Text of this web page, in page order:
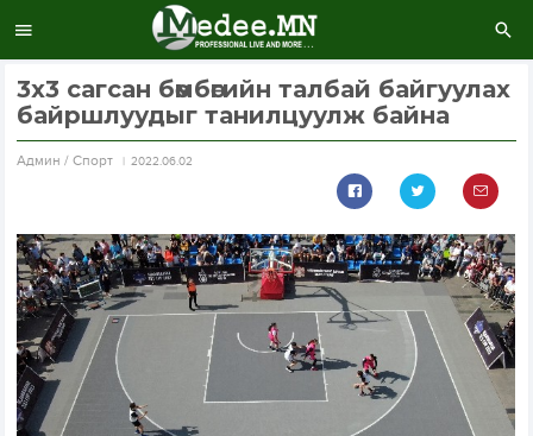
3х3 сагсан бөмбөгийн талбай байгуулах
байршлуудыг танилцуулж байна
Aдмин / Спорт 2022.06.02